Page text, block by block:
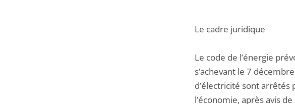
Le cadre juridique
Le code de l’énergie
s’achevant le 7
d’électricité sont arrêtés
l’économie, après avis